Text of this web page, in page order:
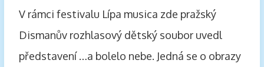
V rámci festivalu Lípa musica zde pražský
Dismanův rozhlasový dětský soubor uvedl
představení …a bolelo nebe. Jedná se o obrazy